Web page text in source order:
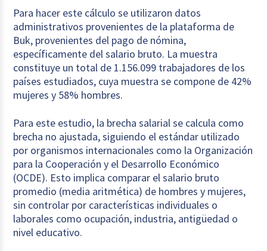
Para hacer este cálculo se utilizaron datos
administrativos provenientes de la plataforma de
Buk, provenientes del pago de nómina,
específicamente del salario bruto. La muestra
constituye un total de 1.156.099 trabajadores de los
países estudiados, cuya muestra se compone de 42%
mujeres y 58% hombres.
Para este estudio, la brecha salarial se calcula como
brecha no ajustada, siguiendo el estándar utilizado
por organismos internacionales como la Organización
para la Cooperación y el Desarrollo Económico
(OCDE). Esto implica comparar el salario bruto
promedio (media aritmética) de hombres y mujeres,
sin controlar por características individuales o
laborales como ocupación, industria, antigüedad o
nivel educativo.